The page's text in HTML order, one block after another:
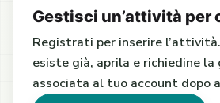
Gestisci un’attività per
Registrati per inserire
esiste già, aprila e richiedine la
associata al tuo account dopo